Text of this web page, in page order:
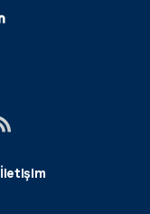
İletişim